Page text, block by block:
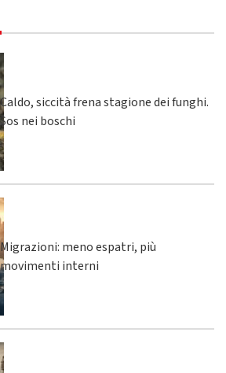
Caldo, siccità frena stagione dei funghi.
Sos nei boschi
Migrazioni: meno espatri, più
movimenti interni